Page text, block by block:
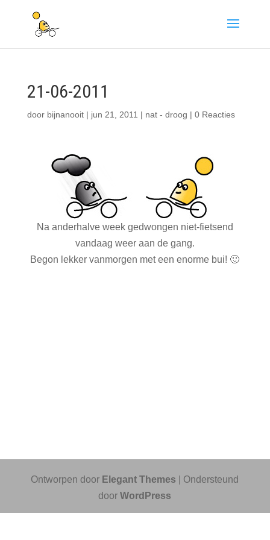
21-06-2011
door bijnanooit| jun 21, 2011 | nat - droog | 0 Reacties
Na anderhalve week gedwongen niet-fietsend
vandaag weer aan de gang.
Begon lekker vanmorgen met een enorme bui! 🙂
Ontworpen door Elegant Themes | Ondersteund
doorWordPress